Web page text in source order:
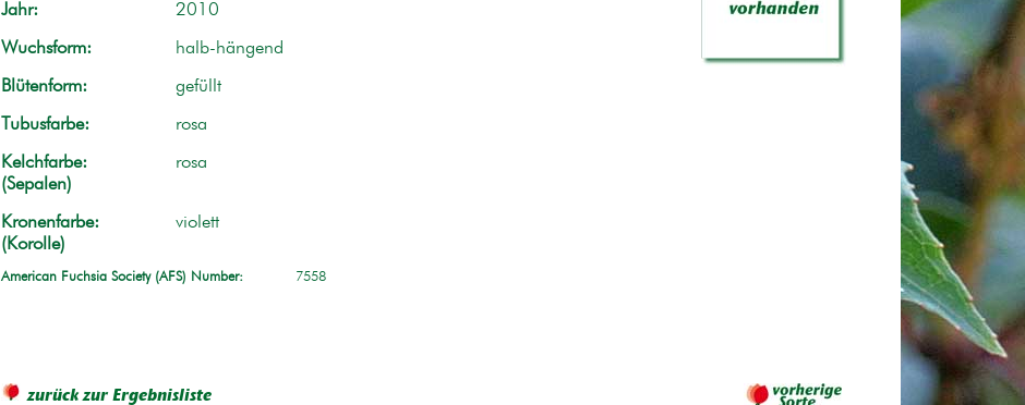
Jahr: 2010
Wuchsform: halb-hängend
Blütenform: gefüllt
Tubusfarbe: rosa
Kelchfarbe:
(Sepalen)
rosa
Kronenfarbe:
(Korolle)
violett
American Fuchsia Society (AFS) Number: 7558
zurück zur Ergebnisliste